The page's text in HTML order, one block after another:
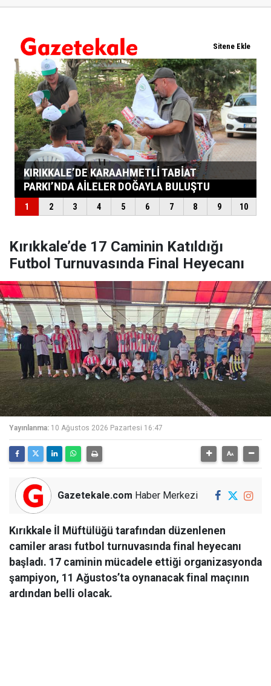
Kırıkkale’de 17 Caminin Katıldığı
Futbol Turnuvasında Final Heyecanı
Yayınlanma: 10 Ağustos 2026 Pazartesi 16:47
Gazetekale.com Haber Merkezi
Kırıkkale İl Müftülüğü tarafından düzenlenen
camiler arası futbol turnuvasında final heyecanı
başladı. 17 caminin mücadele ettiği organizasyonda
şampiyon, 11 Ağustos’ta oynanacak final maçının
ardından belli olacak.